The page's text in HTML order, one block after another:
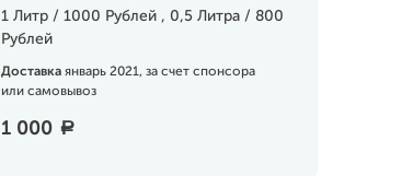
1 Литр / 1000 Рублей , 0,5 Литра / 800
Рублей
Доставка январь 2021, за счет спонсора
или самовывоз
1 000 a